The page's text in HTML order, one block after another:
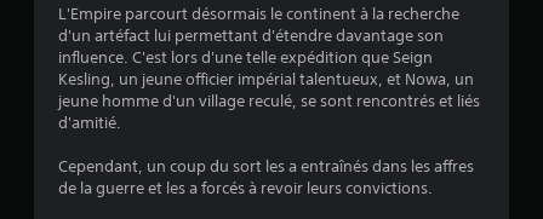
t
o
L'Empire parcourt désormais le continent à la recherche
d'un artéfact lui permettant d'étendre davantage son
influence. C'est lors d'une telle expédition que Seign
Kesling, un jeune officier impérial talentueux, et Nowa, un
jeune homme d'un village reculé, se sont rencontrés et liés
d'amitié.
Cependant, un coup du sort les a entraînés dans les affres
de la guerre et les a forcés à revoir leurs convictions.